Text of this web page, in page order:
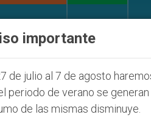
Seúl 2027
importante
de julio al 7 de agosto
periodo de verano se
de las mismas disminuye.